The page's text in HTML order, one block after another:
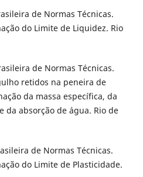
de Normas Técnicas.
do Limite de Liquidez. Rio
de Normas Técnicas.
retidos na peneira de
da massa específica, da
da absorção de água. Rio de
de Normas Técnicas.
do Limite de Plasticidade.